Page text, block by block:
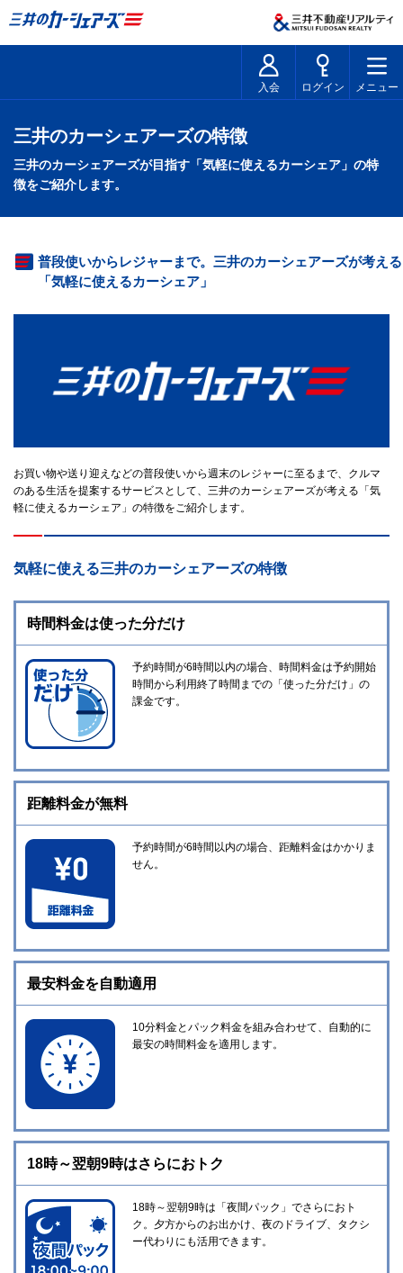
入会 ログイン メニュー
三井のカーシェアーズの特徴
三井のカーシェアーズが目指す「気軽に使えるカーシェア」の特
徴をご紹介します。
普段使いからレジャーまで。三井のカーシェアーズが考える
「気軽に使えるカーシェア」
お買い物や送り迎えなどの普段使いから週末のレジャーに至るまで、クルマ
のある生活を提案するサービスとして、三井のカーシェアーズが考える「気
軽に使えるカーシェア」の特徴をご紹介します。
気軽に使える三井のカーシェアーズの特徴
時間料金は使った分だけ
予約時間が6時間以内の場合、時間料金は予約開始
時間から利用終了時間までの「使った分だけ」の
課金です。
距離料金が無料
予約時間が6時間以内の場合、距離料金はかかりま
せん。
最安料金を自動適用
10分料金とパック料金を組み合わせて、自動的に
最安の時間料金を適用します。
18時～翌朝9時はさらにおトク
18時～翌朝9時は「夜間パック」でさらにおト
ク。夕方からのお出かけ、夜のドライブ、タクシ
ー代わりにも活用できます。